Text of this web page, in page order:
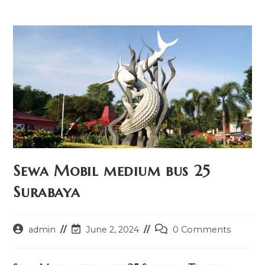
Sewa Mobil medium bus 25
Surabaya
Postadmin
PostJune 2, 2024
Post0 Comments